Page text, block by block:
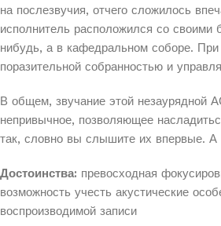
на послезвучия, отчего сложилось
исполнитель расположился со своими
нибудь, а в кафедральном соборе. При
поразительной собранностью и
В общем, звучание этой незаурядной
непривычное, позволяющее
так, словно вы слышите их впервые. А
Достоинства: превосходная
возможность учесть акустические
воспроизводимой записи